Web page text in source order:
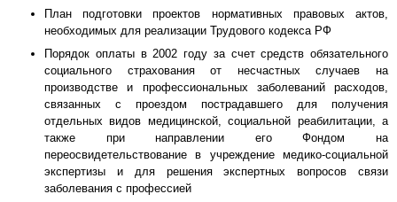
План подготовки проектов нормативных правовых актов,
необходимых для реализации Трудового кодекса РФ
Порядок оплаты в 2002 году за счет средств обязательного
социального страхования от несчастных случаев на
производстве и профессиональных заболеваний расходов,
связанных с проездом пострадавшего для получения
отдельных видов медицинской, социальной реабилитации, а
также при направлении его Фондом на
переосвидетельствование в учреждение медико-социальной
экспертизы и для решения экспертных вопросов связи
заболевания с профессией